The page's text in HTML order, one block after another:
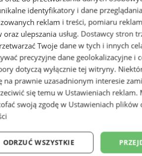
przy Dworcu
identyfikatory i dane
reklam i treści, pomiaru
ulepszania usług. Dostawcy stron
Twoje dane w tych i innych
precyzyjne dane geolokalizacyjne i
dotyczą wyłącznie tej witryny.
na prawnie uzasadnionym interesie
się temu w Ustawieniach reklam.
swoją zgodę w Ustawieniach plików
ODRZUĆ WSZYSTKIE